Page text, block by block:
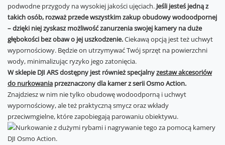
podwodne przygody na wysokiej jakości ujęciach. Jeśli jesteś jedną z
takich osób, rozważ przede wszystkim zakup obudowy wodoodpornej
– dzięki niej zyskasz możliwość zanurzenia swojej kamery na duże
głębokości bez obaw o jej uszkodzenie.Ciekawą opcją jest też uchwyt
wypornościowy. Będzie on utrzymywać Twój sprzęt na powierzchni
wody, minimalizując ryzyko jego zatonięcia.
W sklepie DJI ARS dostępny jest również specjalnyzestaw akcesoriów
do nurkowania przeznaczony dla kamer z serii Osmo Action.
Znajdziesz w nim nie tylko obudowę wodoodporną i uchwyt
wypornościowy, ale też praktyczną smycz oraz wkłady
przeciwmgielne, które zapobiegają parowaniu obiektywu.